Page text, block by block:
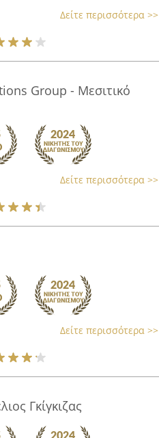
Δείτε περισσότερα >>
Group - Μεσιτικό
Δείτε περισσότερα >>
Δείτε περισσότερα >>
Γκίγκιζας